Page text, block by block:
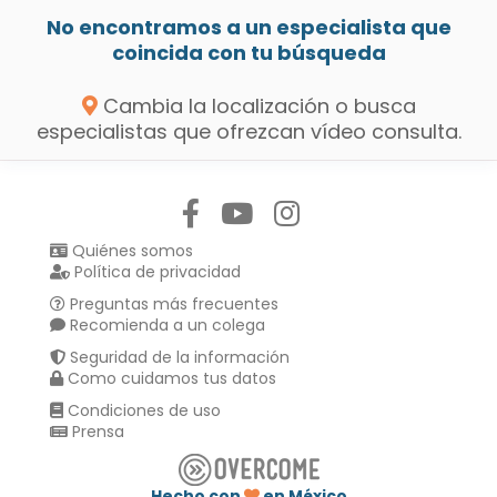
No encontramos a un especialista que
coincida con tu búsqueda
Cambia la localización o busca
especialistas que ofrezcan vídeo consulta.
Quiénes somos
Política de privacidad
Preguntas más frecuentes
Recomienda a un colega
Seguridad de la información
Como cuidamos tus datos
Condiciones de uso
Prensa